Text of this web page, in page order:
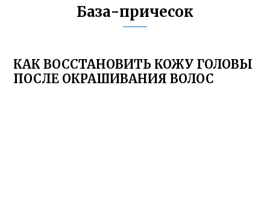
База-причесок
КАК ВОССТАНОВИТЬ КОЖУ ГОЛОВЫ
ПОСЛЕ ОКРАШИВАНИЯ ВОЛОС